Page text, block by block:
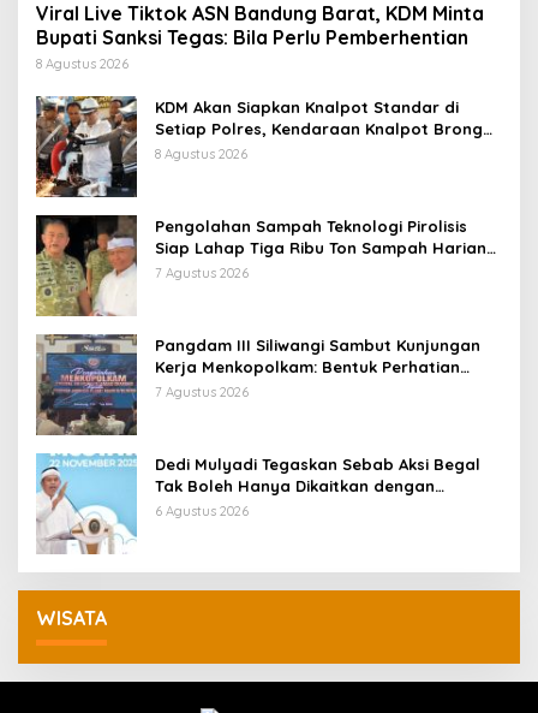
Viral Live Tiktok ASN Bandung Barat, KDM Minta
Bupati Sanksi Tegas: Bila Perlu Pemberhentian
8 Agustus 2026
KDM Akan Siapkan Knalpot Standar di
Setiap Polres, Kendaraan Knalpot Brong
Tertangkap Langsung Ganti
8 Agustus 2026
Pengolahan Sampah Teknologi Pirolisis
Siap Lahap Tiga Ribu Ton Sampah Harian
Jawa Barat
7 Agustus 2026
Pangdam III Siliwangi Sambut Kunjungan
Kerja Menkopolkam: Bentuk Perhatian
Pemerintah
7 Agustus 2026
Dedi Mulyadi Tegaskan Sebab Aksi Begal
Tak Boleh Hanya Dikaitkan dengan
Ekonomi
6 Agustus 2026
WISATA